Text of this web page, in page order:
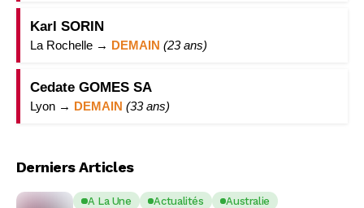
Karl SORIN
La Rochelle → DEMAIN (23 ans)
Cedate GOMES SA
Lyon → DEMAIN (33 ans)
Derniers Articles
A La Une Actualités
Australie